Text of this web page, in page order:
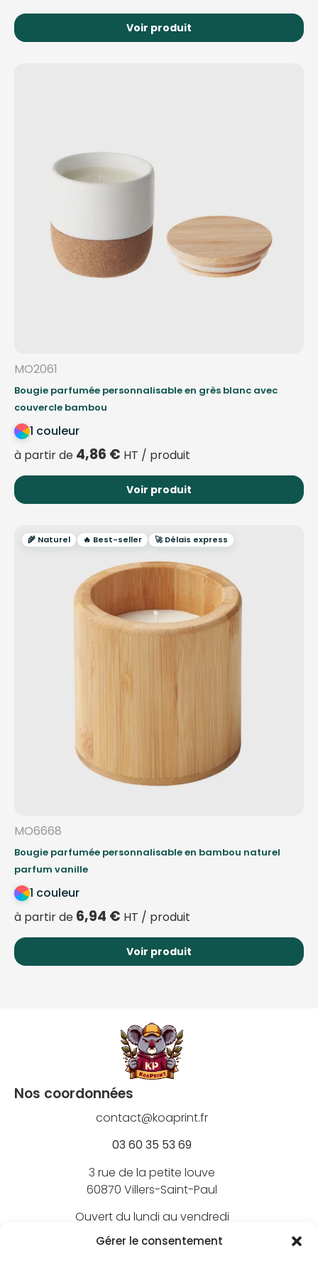
Gérer le consentement
Voir produit
MO2061
Bougie parfumée personnalisable en grès blanc avec
couvercle bambou
1 couleur
à partir de 4,86 € HT / produit
Voir produit
🌾 Naturel 🔥 Best-seller 🚀 Délais express
MO6668
Bougie parfumée personnalisable en bambou naturel
parfum vanille
1 couleur
à partir de 6,94 € HT / produit
Voir produit
Nos coordonnées
contact@koaprint.fr
03 60 35 53 69
3 rue de la petite louve
60870 Villers-Saint-Paul
Ouvert du lundi au vendredi
de 9h à 18h